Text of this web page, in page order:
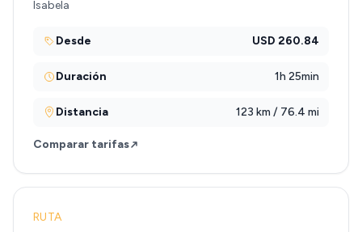
Isabela
Desde USD 260.84
Duración 1h 25min
Distancia 123 km / 76.4 mi
Comparar tarifas
RUTA